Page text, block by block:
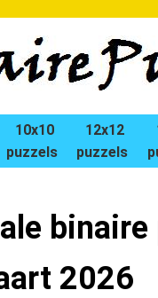
10x10
puzzels
12x12
puzzels
binaire
2026